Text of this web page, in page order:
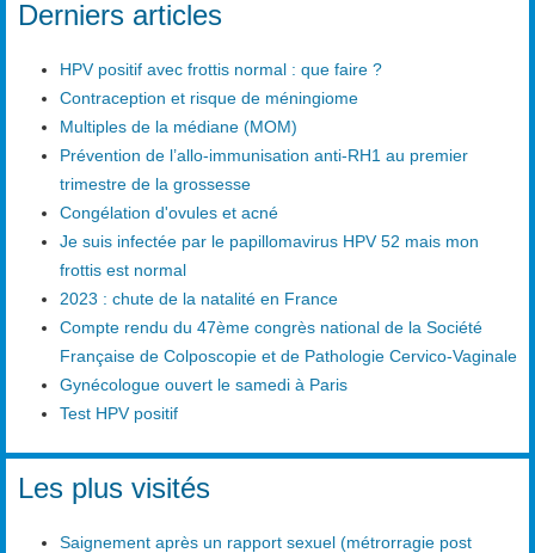
Derniers articles
HPV positif avec frottis normal : que faire ?
Contraception et risque de méningiome
Multiples de la médiane (MOM)
Prévention de l’allo-immunisation anti-RH1 au premier
trimestre de la grossesse
Congélation d'ovules et acné
Je suis infectée par le papillomavirus HPV 52 mais mon
frottis est normal
2023 : chute de la natalité en France
Compte rendu du 47ème congrès national de la Société
Française de Colposcopie et de Pathologie Cervico-Vaginale
Gynécologue ouvert le samedi à Paris
Test HPV positif
Les plus visités
Saignement après un rapport sexuel (métrorragie post